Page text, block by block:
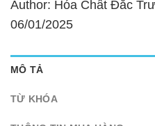
Author: Hóa Chất Đắc
06/01/2025
MÔ TẢ
TỪ KHÓA